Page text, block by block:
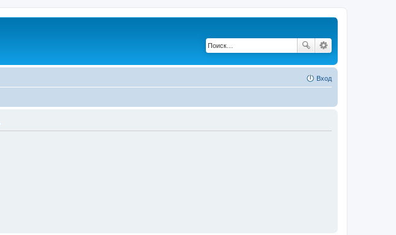
Вход